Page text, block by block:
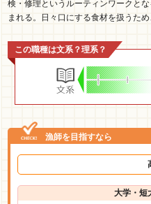
検・修理というルーティンワークと
まれる。日々口にする食材を扱うた
この職種は文系？理系？
漁師を目指すなら
大学・短